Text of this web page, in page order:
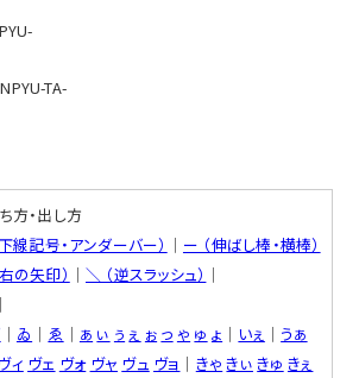
TA-
方・出し方
下線記号・アンダーバー） │ ー （伸ばし棒・横棒）
矢印） │＼ （逆スラッシュ） │
│
│ ゐ │ ゑ │ ぁ ぃ ぅ ぇ ぉ っ ゃ ゅ ょ │ いぇ │ うぁ
ヴィ ヴェ ヴォ ヴャ ヴュ ヴョ │ きゃ きぃ きゅ きぇ